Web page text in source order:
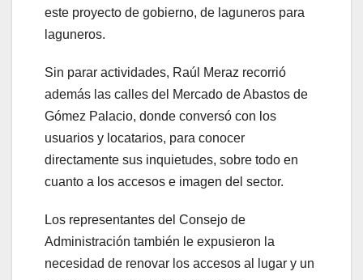
este proyecto de gobierno, de laguneros para
laguneros.
Sin parar actividades, Raúl Meraz recorrió
además las calles del Mercado de Abastos de
Gómez Palacio, donde conversó con los
usuarios y locatarios, para conocer
directamente sus inquietudes, sobre todo en
cuanto a los accesos e imagen del sector.
Los representantes del Consejo de
Administración también le expusieron la
necesidad de renovar los accesos al lugar y un